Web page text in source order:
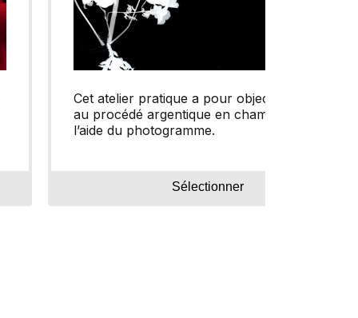
Cet atelier pratique a pour objectif d’initier
au procédé argentique en chambre noire à
l’aide du photogramme.
Sélectionner